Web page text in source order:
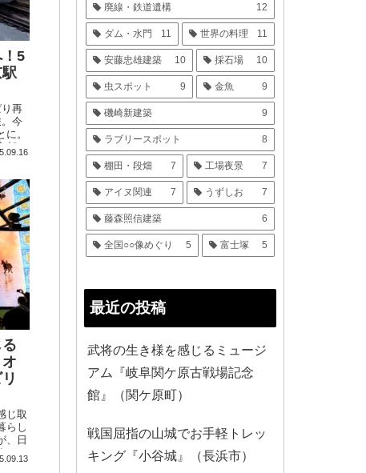
5
再
今
。
都で
博
大
ンは
じ取
らし
、日
。ア
で
廃線・鉄道遺構 12
ダム・水門 11 世界の料理 11
安藤忠雄建築 10 採石場 10
虫スポット 9 金魚 9
磯崎新建築 9
ラブリースポット 8
棚田・段畑 7 工場夜景 7
アイヌ関連 7 うずしお 7
藤森照信建築 6
全国○○像めぐり 5 富士塚 5
最近の投稿
武将の生き様を感じるミュージ
アム『岐阜関ケ原古戦場記念
館』（関ケ原町）
戦国屈指の山城でお手軽トレッ
キング『小谷城』（長浜市）